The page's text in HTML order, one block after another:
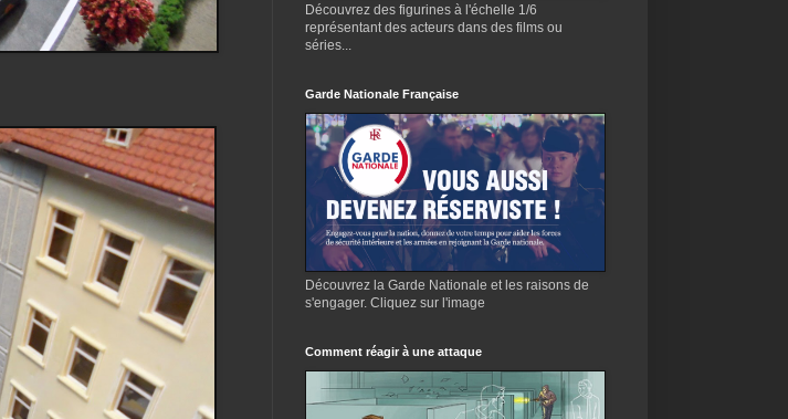
Découvrez des figurines à l'échelle 1/6
représentant des acteurs dans des films ou
séries...
Garde Nationale Française
Découvrez la Garde Nationale et les raisons de
s'engager. Cliquez sur l'image
Comment réagir à une attaque